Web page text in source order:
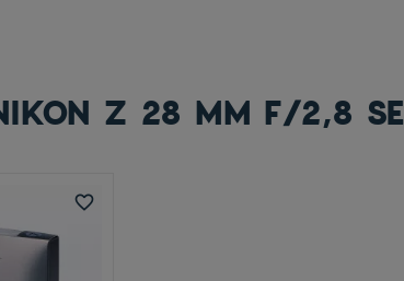
Z 28 MM F/2,8 SE
favorite_border